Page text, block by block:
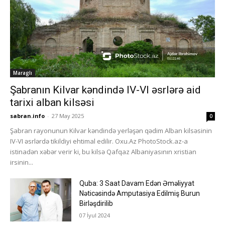
Maraglı
Şabranın Kilvar kəndində IV-VI əsrlərə aid
tarixi alban kilsəsi
sabran.info - 27 May 2025 0
Şabran rayonunun Kilvar kəndində yerləşən qədim Alban kilsəsinin
IV-VI əsrlərdə tikildiyi ehtimal edilir. Oxu.Az PhotoStock.az-a
istinadən xəbər verir ki, bu kilsə Qafqaz Albaniyasının xristian
irsinin...
Quba: 3 Saat Davam Edən Əməliyyat
Nəticəsində Amputasiya Edilmiş Burun
Birləşdirilib
07 İyul 2024